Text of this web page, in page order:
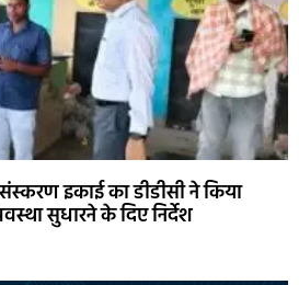
इकाई का डीडीसी ने किया
सुधारने के दिए निर्देश